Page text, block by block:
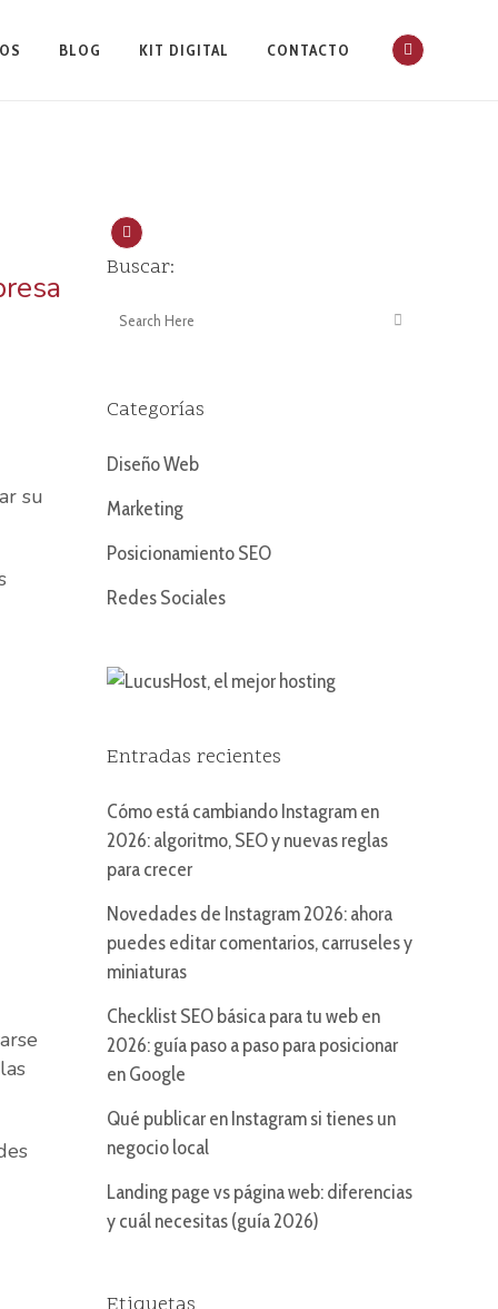
BLOG KIT DIGITAL CONTACTO
Al
Empresa
su
Buscar:
Categorías
Diseño Web
Marketing
Posicionamiento SEO
Redes Sociales
Entradas recientes
Cómo está cambiando Instagram en
2026: algoritmo, SEO y nuevas reglas
para crecer
Novedades de Instagram 2026: ahora
puedes editar comentarios, carruseles y
miniaturas
Checklist SEO básica para tu web en
2026: guía paso a paso para posicionar
en Google
Qué publicar en Instagram si tienes un
negocio local
Landing page vs página web: diferencias
y cuál necesitas (guía 2026)